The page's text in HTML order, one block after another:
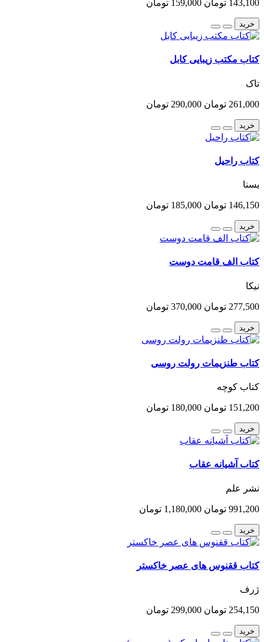
143,100 تومان 159,000 تومان
خرید
کتاب مکتب زیبایی کابل
تاک
261,000 تومان 290,000 تومان
خرید
کتاب راحیل
یسنا
146,150 تومان 185,000 تومان
خرید
کتاب الف قامت دوست
نیکا
277,500 تومان 370,000 تومان
خرید
کتاب طنزیمات رولت روسی
کتاب کوچه
151,200 تومان 180,000 تومان
خرید
کتاب آشیانه عقاب
نشر علم
991,200 تومان 1,180,000 تومان
خرید
کتاب ققنوس های عصر خاکستر
ژرف
254,150 تومان 299,000 تومان
خرید